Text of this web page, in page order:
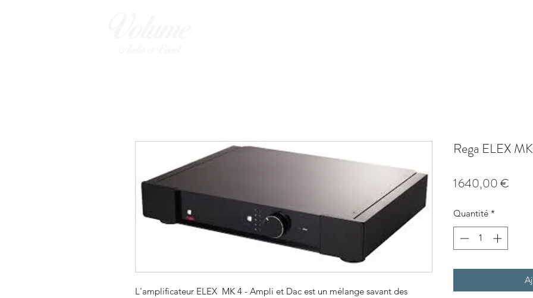
L'amplificateur ELEX MK 4 - Ampli et Dac est un mélange savant des
Rega ELEX
1 640,00 €
Quantité *